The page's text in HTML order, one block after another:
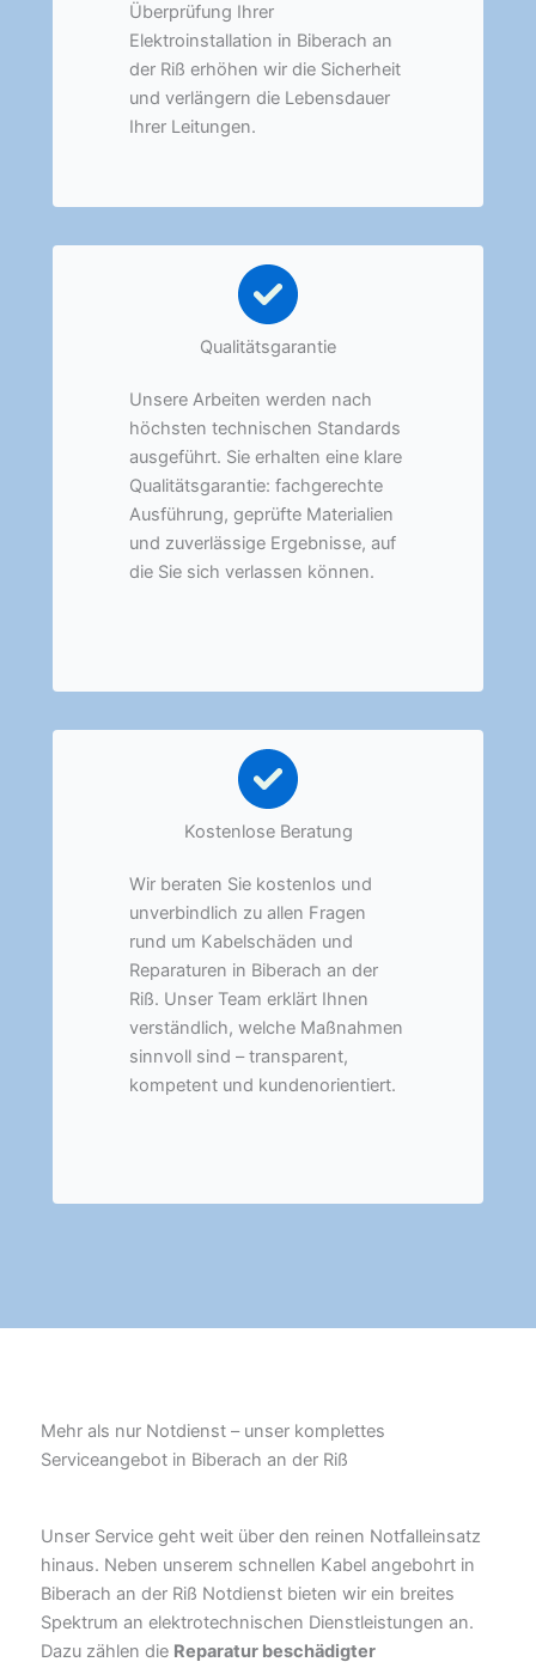
Überprüfung Ihrer
Elektroinstallation in Biberach an
der Riß erhöhen wir die Sicherheit
und verlängern die Lebensdauer
Ihrer Leitungen.
Qualitätsgarantie
Unsere Arbeiten werden nach
höchsten technischen Standards
ausgeführt. Sie erhalten eine klare
Qualitätsgarantie: fachgerechte
Ausführung, geprüfte Materialien
und zuverlässige Ergebnisse, auf
die Sie sich verlassen können.
Kostenlose Beratung
Wir beraten Sie kostenlos und
unverbindlich zu allen Fragen
rund um Kabelschäden und
Reparaturen in Biberach an der
Riß. Unser Team erklärt Ihnen
verständlich, welche Maßnahmen
sinnvoll sind – transparent,
kompetent und kundenorientiert.
Mehr als nur Notdienst – unser komplettes
Serviceangebot in Biberach an der Riß
Unser Service geht weit über den reinen Notfalleinsatz
hinaus. Neben unserem schnellen Kabel angebohrt in
Biberach an der Riß Notdienst bieten wir ein breites
Spektrum an elektrotechnischen Dienstleistungen an.
Dazu zählen die Reparatur beschädigter